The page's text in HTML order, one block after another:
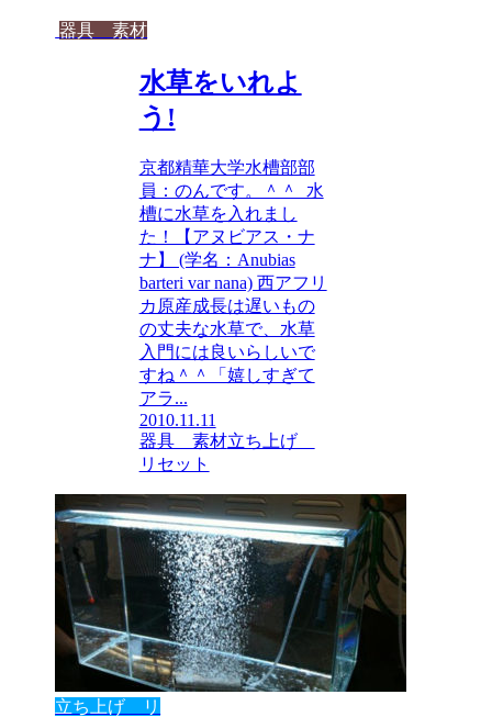
器具 素材
水草をいれよ
う!
京都精華大学水槽部部
員：のんです。＾＾ 水
槽に水草を入れまし
た！【アヌビアス・ナ
ナ】 (学名：Anubias
barteri var nana) 西アフリ
カ原産成長は遅いもの
の丈夫な水草で、水草
入門には良いらしいで
すね＾＾「嬉しすぎて
アラ...
2010.11.11
器具 素材立ち上げ
リセット
立ち上げ リ